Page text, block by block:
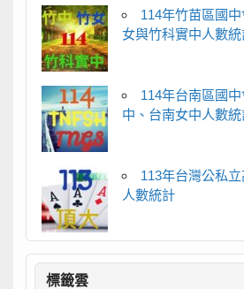
114年竹苗區國
女與竹科實中人數統
114年台南區國
中、台南女中人數統
113年台灣公私
人數統計
標籤雲